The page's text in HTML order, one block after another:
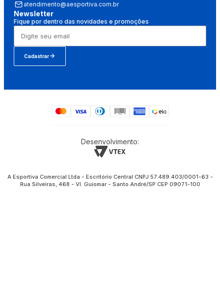
atendimento@aesportiva.com.br
Newsletter
Fique por dentro das novidades e promoções
Cadastrar
Desenvolvimento:
A Esportiva Comercial Ltda - Escritório Central CNPJ 57.489.403/0001-63 -
Rua Silveiras, 468 - Vl. Guiomar - Santo André/SP CEP 09071-100